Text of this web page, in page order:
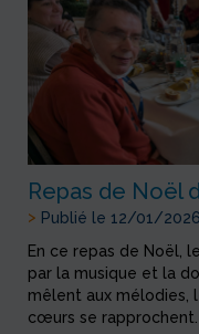
Repas de Noël
> Publié le 12/01/2026
En ce repas de Noël,
par la musique et la
mêlent aux mélodies,
cœurs se rapprochent.